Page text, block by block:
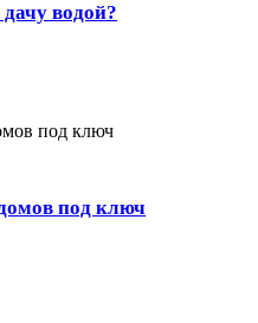
водой?
под ключ